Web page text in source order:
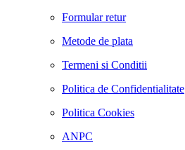
Formular retur
Metode de plata
Termeni si Conditii
Politica de Confidentialitate
Politica Cookies
ANPC